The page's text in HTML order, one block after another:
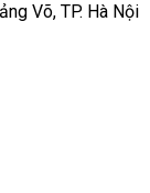
Võ, TP. Hà Nội